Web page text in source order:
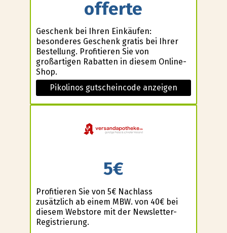
offerte
Geschenk bei Ihren Einkäufen:
besonderes Geschenk gratis bei Ihrer
Bestellung. Profitieren Sie von
großartigen Rabatten in diesem Online-
Shop.
Pikolinos gutscheincode anzeigen
5€
Profitieren Sie von 5€ Nachlass
zusätzlich ab einem MBW. von 40€ bei
diesem Webstore mit der Newsletter-
Registrierung.